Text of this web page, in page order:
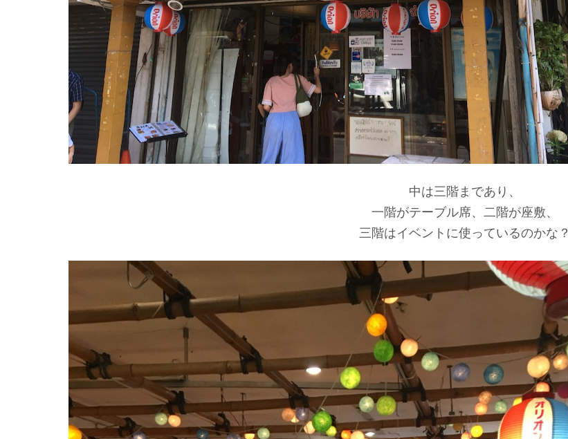
中は三階まであり、
一階がテーブル席、二階が座敷、
三階はイベントに使っているのかな？